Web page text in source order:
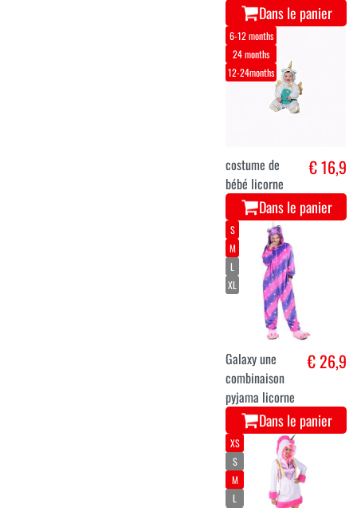
Dans le panier
6-12 months
24 months
12-24months
costume de
bébé licorne
€ 16,9
Dans le panier
S
M
L
XL
Galaxy une
combinaison
pyjama licorne
€ 26,9
Dans le panier
XS
S
M
L